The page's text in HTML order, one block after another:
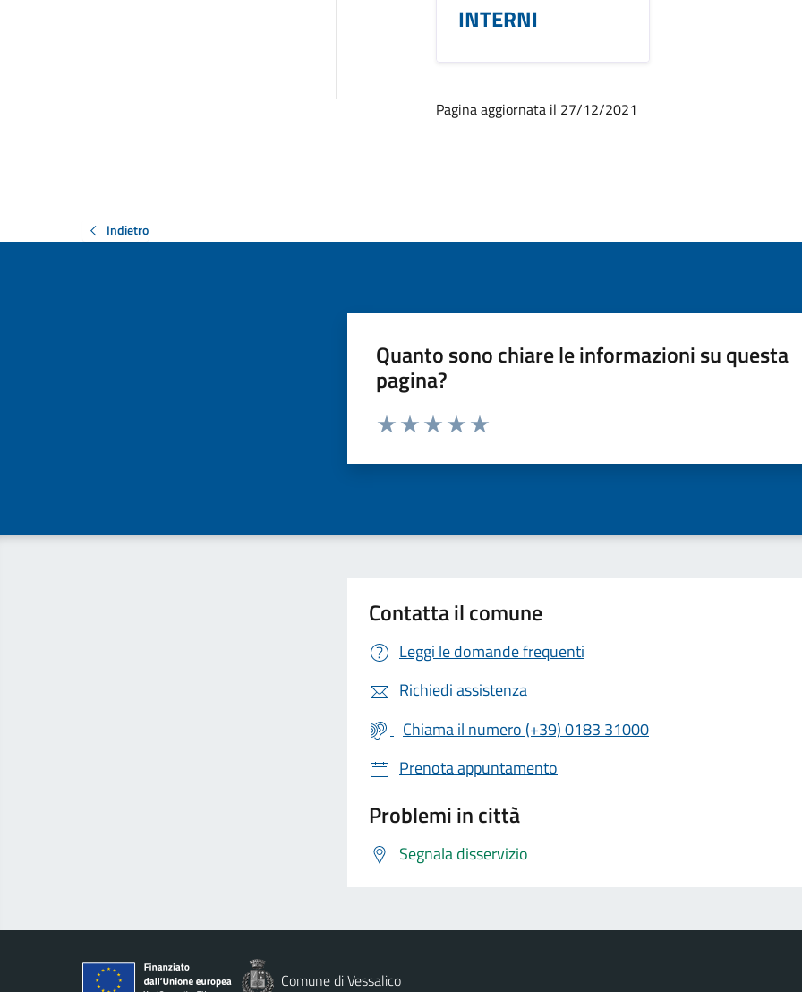
INTERNI
Pagina aggiornata il 27/12/2021
Indietro
Quanto sono chiare le informazioni su questa
pagina?
Valuta da 1 a 5 stelle la pagina
Contatta il comune
Leggi le domande frequenti
Richiedi assistenza
Chiama il numero (+39) 0183 31000
Prenota appuntamento
Problemi in città
Segnala disservizio
Comune di Vessalico